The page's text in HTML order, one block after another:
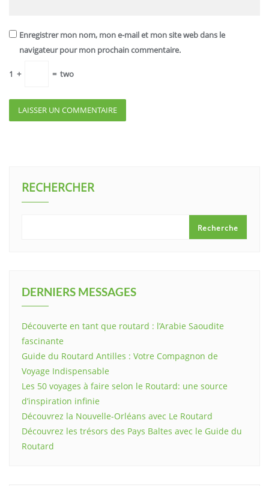
Enregistrer mon nom, mon e-mail et mon site web dans le
navigateur pour mon prochain commentaire.
1 + = two
RECHERCHER
Recherche
DERNIERS MESSAGES
Découverte en tant que routard : l’Arabie Saoudite
fascinante
Guide du Routard Antilles : Votre Compagnon de
Voyage Indispensable
Les 50 voyages à faire selon le Routard: une source
d’inspiration infinie
Découvrez la Nouvelle-Orléans avec Le Routard
Découvrez les trésors des Pays Baltes avec le Guide du
Routard